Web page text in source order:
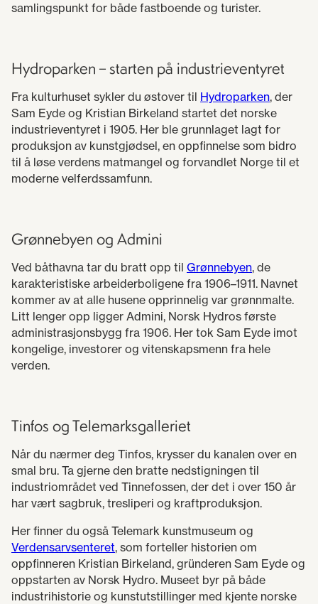
samlingspunkt for både fastboende og turister.
Hydroparken – starten på industrieventyret
Fra kulturhuset sykler du østover til Hydroparken, der
Sam Eyde og Kristian Birkeland startet det norske
industrieventyret i 1905. Her ble grunnlaget lagt for
produksjon av kunstgjødsel, en oppfinnelse som bidro
til å løse verdens matmangel og forvandlet Norge til et
moderne velferdssamfunn.
Grønnebyen og Admini
Ved båthavna tar du bratt opp til Grønnebyen, de
karakteristiske arbeiderboligene fra 1906–1911. Navnet
kommer av at alle husene opprinnelig var grønnmalte.
Litt lenger opp ligger Admini, Norsk Hydros første
administrasjonsbygg fra 1906. Her tok Sam Eyde imot
kongelige, investorer og vitenskapsmenn fra hele
verden.
Tinfos og Telemarksgalleriet
Når du nærmer deg Tinfos, krysser du kanalen over en
smal bru. Ta gjerne den bratte nedstigningen til
industriområdet ved Tinnefossen, der det i over 150 år
har vært sagbruk, tresliperi og kraftproduksjon.
Her finner du også Telemark kunstmuseum og
Verdensarvsenteret, som forteller historien om
oppfinneren Kristian Birkeland, gründeren Sam Eyde og
oppstarten av Norsk Hydro. Museet byr på både
industrihistorie og kunstutstillinger med kjente norske